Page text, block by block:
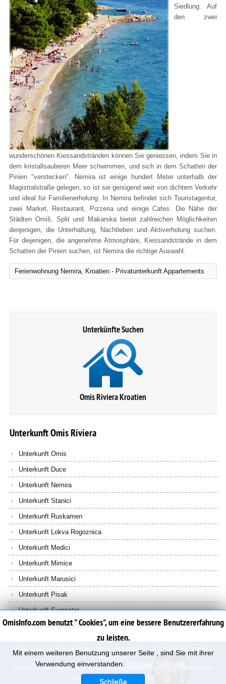
Siedlung. Auf
den zwei
wunderschönen Kiessandstränden können Sie geniessen, indem Sie in
dem kristallsauberen Meer schwimmen, und sich in dem Schatten der
Pinien "verstecken". Nemira ist einige hundert Meter unterhalb der
Magistralstraße gelegen, so ist sie genügend weit von dichtem Verkehr
und ideal für Familienerholung. In Nemira befindet sich Touristagentur,
zwei Market, Restaurant, Pizzeria und einige Cafes. Die Nähe der
Städten Omiš, Split und Makarska bietet zahlreichen Möglichkeiten
denjenigen, die Unterhaltung, Nachtleben und Aktiverholung suchen.
Für diejenigen, die angenehme Atmosphäre, Kiessandstrände in dem
Schatten der Pinien suchen, ist Nemira die richtige Auswahl.
Ferienwohnung Nemira, Kroatien - Privatunterkunft Appartements
Unterkünfte Suchen
Omis Riviera Kroatien
UnterkunftOmisRiviera
Unterkunft Omis
Unterkunft Duce
Unterkunft Nemira
Unterkunft Stanici
Unterkunft Ruskamen
Unterkunft Lokva Rogoznica
Unterkunft Medici
Unterkunft Mimice
Unterkunft Marusici
Unterkunft Pisak
Unterkunft Sumpetar
Unterkunft Podstrana
OmisInfo.com benutzt " Cookies", um eine bessere Benutzererfahrung
zu leisten.
Mit einem weiteren Benutzung unserer Seite , sind Sie mit ihrer
Verwendung einverstanden.
Erfahren Sie mehr...
Schließe
Uber Uns Kontakt Kundendienst Privatschutz| Nutzerbedingungen
Webmaster
Omis Croatia|Omis|Omis Croazia|Omis Kroatien | Omis Croatie
Chorvatsko|Omis Chorwacja